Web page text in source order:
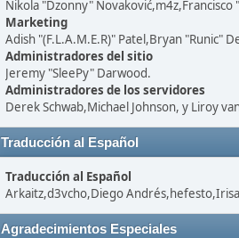
Nikola "Dzonny"
Marketing
Adish "(F.L.A.M.E.R)" Patel,Bryan "Runic"
Administradores del sitio
Jeremy "SleePy" Darwood.
Administradores de los servidores
Derek Schwab,Michael Johnson, y Liroy
Traducción al Español
Traducción al Español
Arkaitz,d3vcho,Diego
Agradecimientos Especiales